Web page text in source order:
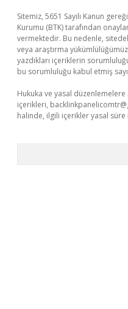
Sitemiz, 5651 Sayılı Kanun
Kurumu (BTK) tarafından
vermektedir. Bu nedenle,
veya araştırma
yazdıkları içeriklerin
bu sorumluluğu kabul etmiş
Hukuka ve yasal
içerikleri,
halinde, ilgili içerikler yasal süre